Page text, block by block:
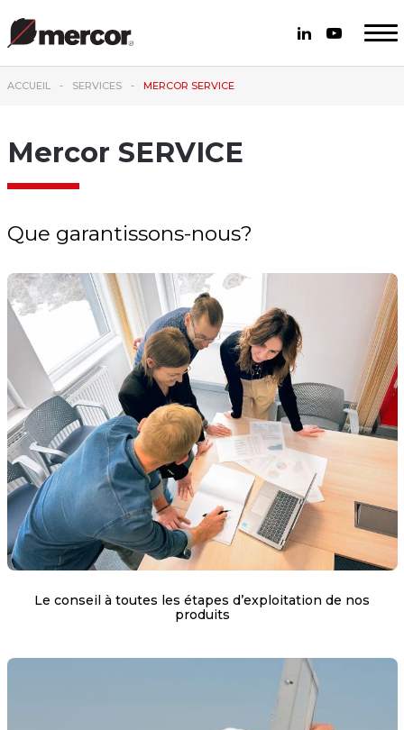
ACCUEIL SERVICES MERCOR SERVICE
Mercor SERVICE
Que garantissons-nous?
Le conseil à toutes les étapes d’exploitation de nos
produits